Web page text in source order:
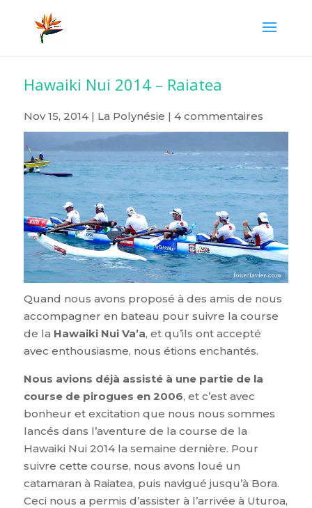
Hawaiki Nui 2014 – Raiatea
Nov 15, 2014| La Polynésie | 4 commentaires
Quand nous avons proposé à des amis de nous
accompagner en bateau pour suivre la course
de la Hawaiki Nui Va’a, et qu’ils ont accepté
avec enthousiasme, nous étions enchantés.
Nous avions déjà assisté à une partie de la
course de pirogues en 2006, et c’est avec
bonheur et excitation que nous nous sommes
lancés dans l’aventure de la course de la
Hawaiki Nui 2014 la semaine dernière. Pour
suivre cette course, nous avons loué un
catamaran à Raiatea, puis navigué jusqu’à Bora.
Ceci nous a permis d’assister à l’arrivée à Uturoa,